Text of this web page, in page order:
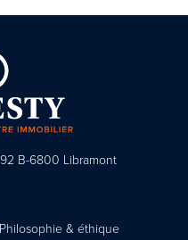
B-6800 Libramont
Philosophie & éthique